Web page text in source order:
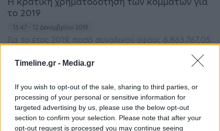
Timeline.gr - Media.gr
If you wish to opt-out of the sale, sharing to third parties, or
processing of your personal or sensitive information for
targeted advertising by us, please use the below opt-out
section to confirm your selection. Please note that after your
opt-out request is processed you may continue seeing
το 2019
15:47 - 12 Δεκεμβρίου 2019
Για το έτος 2019, ποσό συνολικού ύψους 6.863.767,05
συνασπισμοί κομμάτων, ως τακτική κρατική
χρηματοδότηση και ως κρατική χρηµατοδότηση για
με…